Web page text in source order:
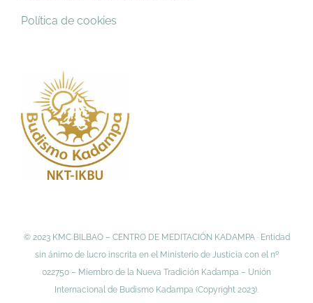
Política de cookies
© 2023 KMC BILBAO – CENTRO DE MEDITACIÓN KADAMPA · Entidad
sin ánimo de lucro inscrita en el Ministerio de Justicia con el nº
022750 – Miembro de la Nueva Tradición Kadampa – Unión
Internacional de Budismo Kadampa (Copyright 2023).